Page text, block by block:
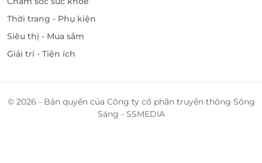
Truy cập ngayLifeLink
voucher vui chơi giải trí khác bạn nhé!
Thời trang - Phụ kiện
Siêu thị - Mua sắm
Giải trí - Tiện ích
© 2026 - Bản quyền của Công ty cổ phần truyền thông Sông
Sáng - SSMEDIA